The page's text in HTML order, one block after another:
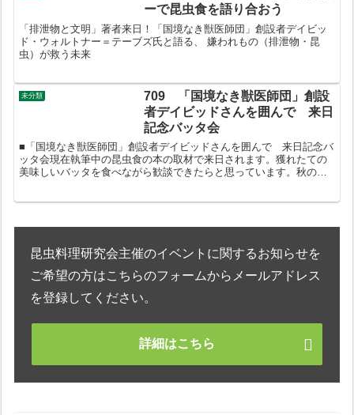
ーで昆虫食を語り合おう
「排泄物と文明」著者来日！「国境なき獣医師団」創設者デイビッ
ド・ウォルトナー＝テーブズ氏と語る、 嫌われもの（排泄物・昆
虫）が救う未来
未分類
709 「国境なき獣医師団」創設
者デイビッドさんを囲んで 来日
記念バッタ会
■「国境なき獣医師団」創設者デイビッドさんを囲んで 来日記念バ
ッタ会現在執筆中の昆虫食の本の取材で来日されます。獲れたての
美味しいバッタを食べながら歓談できたらと思っています。秋のバ
昆虫料理研究会主催のイベントに関するお知らせを
ご希望の方はこちらのフォームからメールアドレス
を登録してください。
詳細はこちら